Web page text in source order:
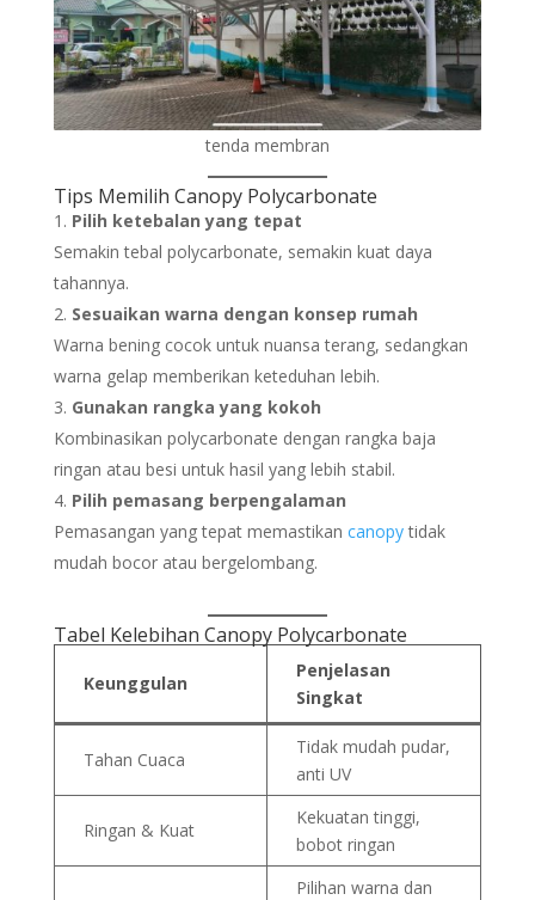
tenda membran
Tips Memilih Canopy Polycarbonate
Pilih ketebalan yang tepat
Semakin tebal polycarbonate, semakin kuat daya
tahannya.
Sesuaikan warna dengan konsep rumah
Warna bening cocok untuk nuansa terang, sedangkan
warna gelap memberikan keteduhan lebih.
Gunakan rangka yang kokoh
Kombinasikan polycarbonate dengan rangka baja
ringan atau besi untuk hasil yang lebih stabil.
Pilih pemasang berpengalaman
Pemasangan yang tepat memastikan canopytidak
mudah bocor atau bergelombang.
Tabel Kelebihan Canopy Polycarbonate
Keunggulan
Penjelasan
Singkat
Tahan Cuaca
Tidak mudah pudar,
anti UV
Ringan & Kuat
Kekuatan tinggi,
bobot ringan
Pilihan warna dan